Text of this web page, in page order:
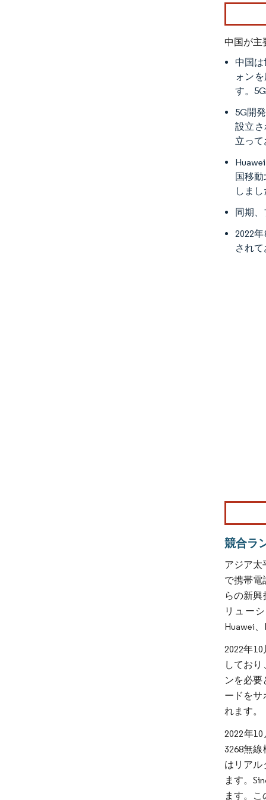
画像 ©
中国が主
中国は
ォン
す。
5G開
設立
立って
国移
しまし
同期
2022
され
画像 ©
競合ラ
アジア太
で携帯電
らの新
リュー
Huawei
2022年
してお
ンを必要
ードをサ
れます。
2022年
3268無
はリアル
ます。
ます。